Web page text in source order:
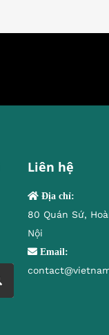
Liên hệ
Địa chỉ:
80 Quán Sứ,
Nội
Email: